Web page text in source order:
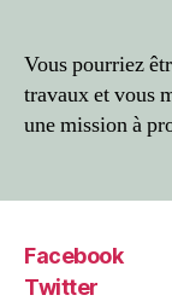
Vous pourriez
travaux et vous
une mission à
Facebook
Twitter